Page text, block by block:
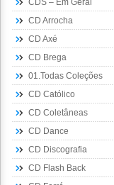
CDS – Em Geral
CD Arrocha
CD Axé
CD Brega
01.Todas Coleções
CD Católico
CD Coletâneas
CD Dance
CD Discografia
CD Flash Back